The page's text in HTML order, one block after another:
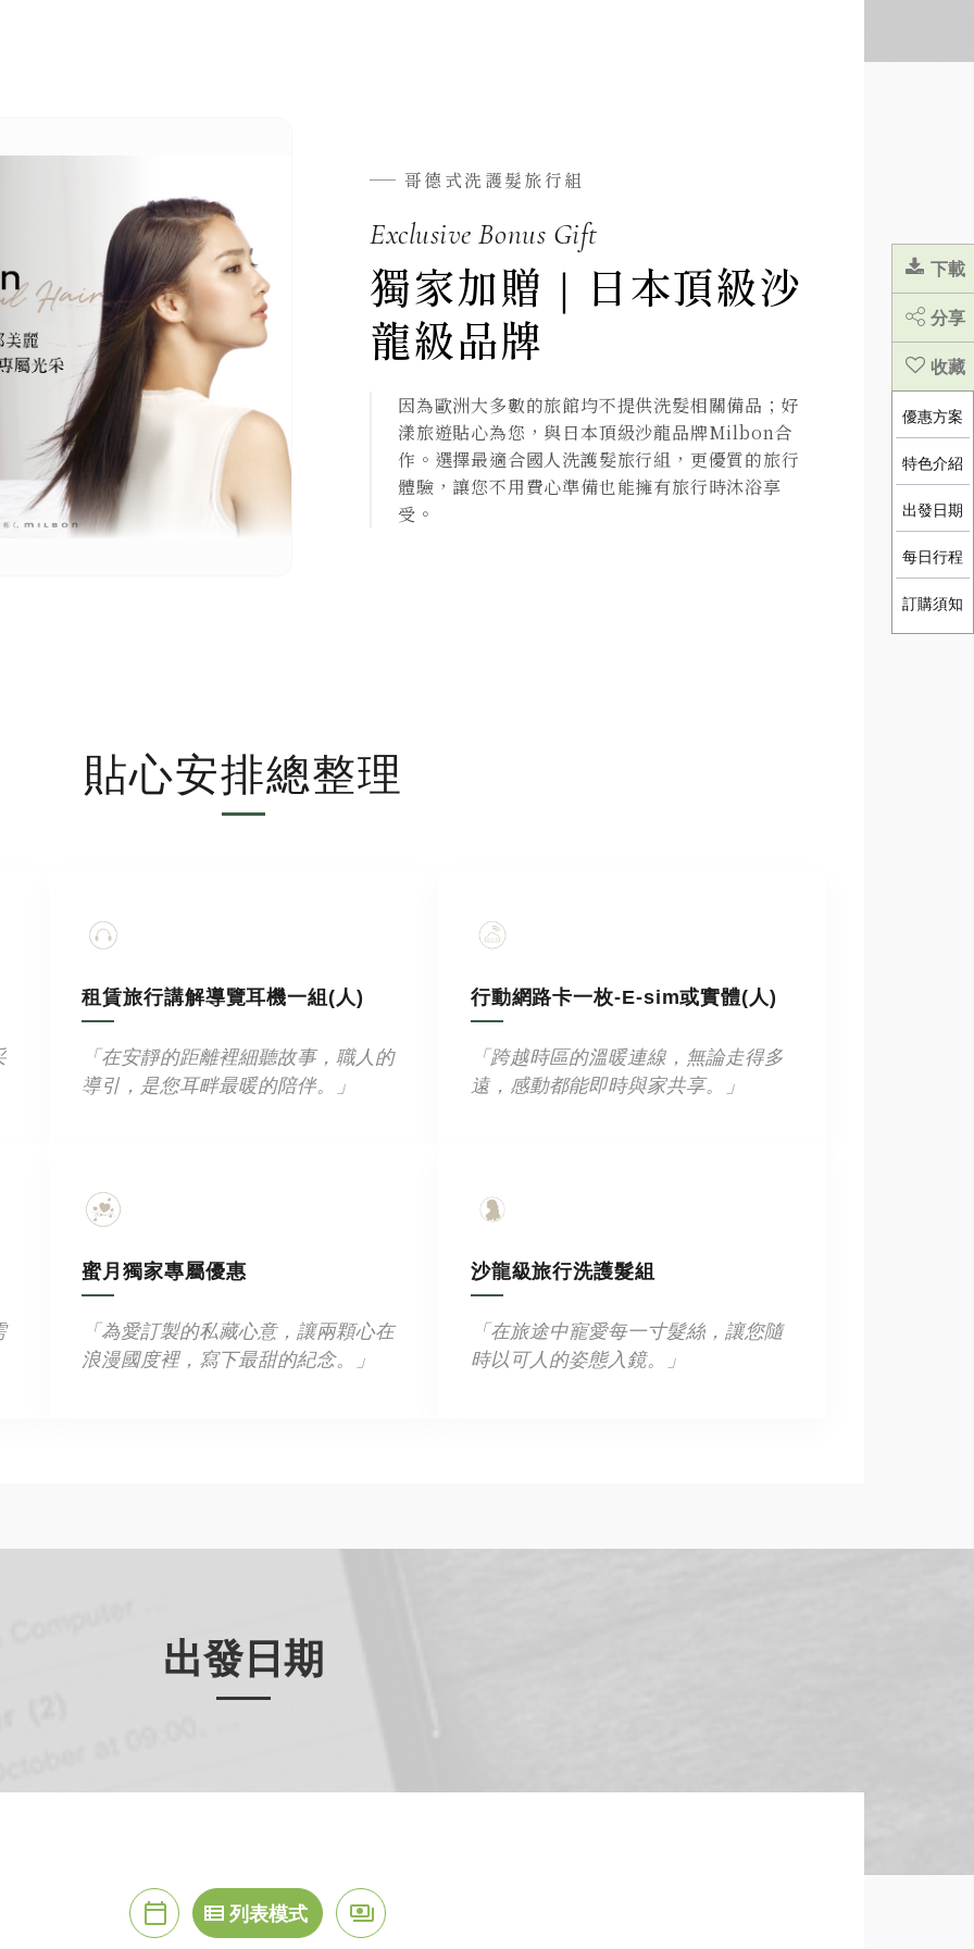
下載
分享
優惠方案
特色介紹
出發日期
每日行程
訂購須知
哥德式洗護髮旅行組
Exclusive Bonus Gift
獨家加贈｜日本頂級沙
龍級品牌
因為歐洲大多數的旅館均不提供洗髮相關備品；好
漾旅遊貼心為您，與日本頂級沙龍品牌Milbon合
作。選擇最適合國人洗護髮旅行組，更優質的旅行
體驗，讓您不用費心準備也能擁有旅行時沐浴享
受。
貼心安排總整理
租賃旅行講解導覽耳機一組(人)
「在安靜的距離裡細聽故事，職人的
導引，是您耳畔最暖的陪伴。」
行動網路卡一枚-E-sim或實體(人)
「跨越時區的溫暖連線，無論走得多
遠，感動都能即時與家共享。」
蜜月獨家專屬優惠
「為愛訂製的私藏心意，讓兩顆心在
浪漫國度裡，寫下最甜的紀念。」
沙龍級旅行洗護髮組
「在旅途中寵愛每一寸髮絲，讓您隨
時以可人的姿態入鏡。」
出發日期
calendar_today
月曆模式
view_list
列表模式 payments
價格模式